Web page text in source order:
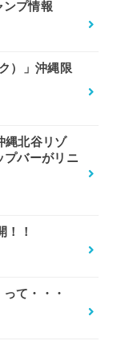
ンプ情報
）」沖縄限
縄北谷リゾ
プバーがリニ
！！
て・・・